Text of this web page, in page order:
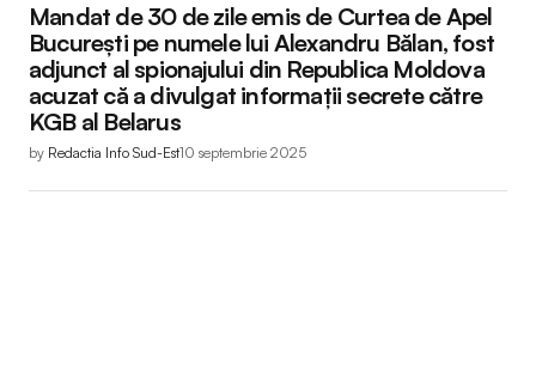
Mandat de 30 de zile emis de Curtea de Apel
București pe numele lui Alexandru Bălan, fost
adjunct al spionajului din Republica Moldova
acuzat că a divulgat informații secrete către
KGB al Belarus
by Redactia Info Sud-Est10 septembrie 2025